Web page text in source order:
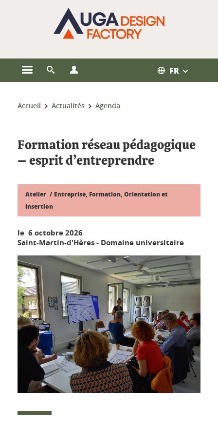
Ouvrir le menu principal
Ouvrir le moteur de recherche FR
Vous êtes ici :
Accueil Actualités Agenda
Formation réseau pédagogique
– esprit d’entreprendre
Atelier
Entreprise, Formation, Orientation et
insertion
le 6 octobre 2026
Saint-Martin-d'Hères - Domaine universitaire